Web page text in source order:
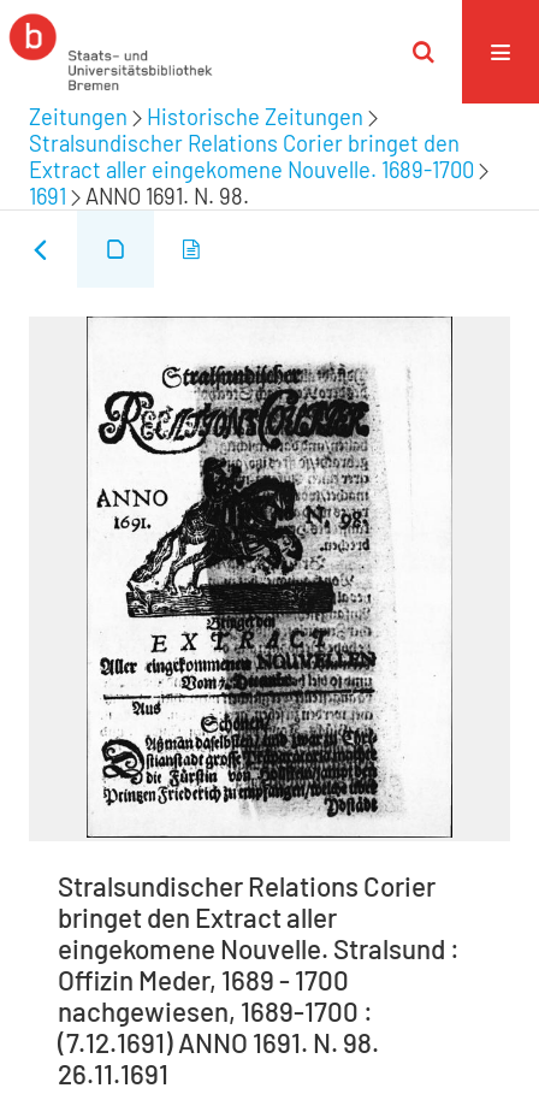
Zeitungen
Historische Zeitungen
Stralsundischer Relations Corier bringet den
Extract aller eingekomene Nouvelle. 1689-1700
1691
ANNO 1691. N. 98.
Stralsundischer Relations Corier
bringet den Extract aller
eingekomene Nouvelle. Stralsund :
Offizin Meder, 1689 - 1700
nachgewiesen, 1689-1700 :
(7.12.1691) ANNO 1691. N. 98.
26.11.1691